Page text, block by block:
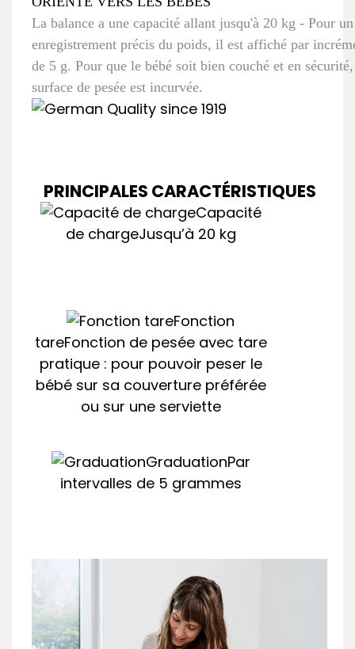
La balance a une capacité allant jusqu'à 20 kg - Pour un
enregistrement précis du poids, il est affiché par
de 5 g. Pour que le bébé soit bien couché et en
surface de pesée est incurvée.
PRINCIPALES CARACTÉRISTIQUES
Capacité
de chargeJusqu’à 20 kg
Fonction
tareFonction de pesée avec tare
pratique : pour pouvoir peser le
bébé sur sa couverture préférée
ou sur une serviette
GraduationPar
intervalles de 5 grammes